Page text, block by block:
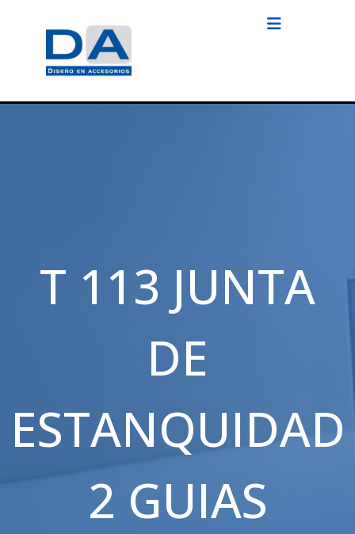
T 113 JUNTA
DE
ESTANQUIDAD
2 GUIAS